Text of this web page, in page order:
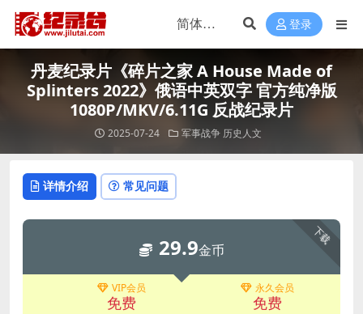
登录
丹麦纪录片《碎片之家 A House Made of
Splinters 2022》俄语中英双字 官方纯净版
1080P/MKV/6.11G 反战纪录片
2025-07-24 军事战争 历史人文
详情介绍 常见问题
下载
29.9金币
VIP会员
免费
永久会员
免费